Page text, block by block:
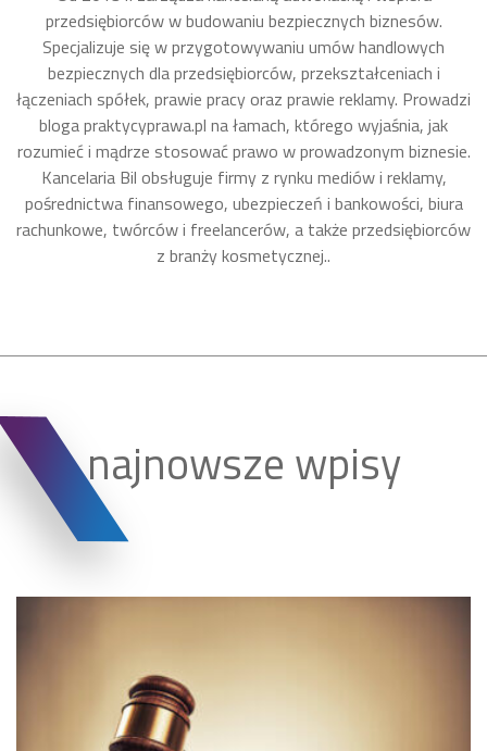
przedsiębiorców w budowaniu bezpiecznych biznesów.
Specjalizuje się w przygotowywaniu umów handlowych
bezpiecznych dla przedsiębiorców, przekształceniach i
łączeniach spółek, prawie pracy oraz prawie reklamy. Prowadzi
bloga praktycyprawa.pl na łamach, którego wyjaśnia, jak
rozumieć i mądrze stosować prawo w prowadzonym biznesie.
Kancelaria Bil obsługuje firmy z rynku mediów i reklamy,
pośrednictwa finansowego, ubezpieczeń i bankowości, biura
rachunkowe, twórców i freelancerów, a także przedsiębiorców
z branży kosmetycznej..
najnowsze wpisy